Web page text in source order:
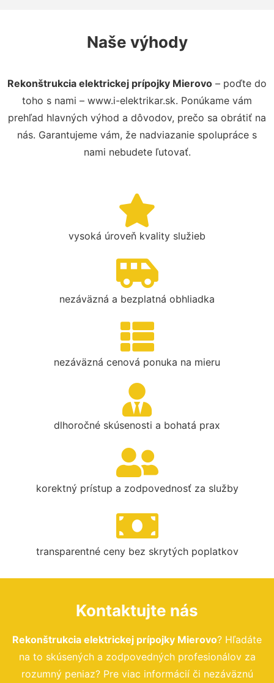
Naše výhody
Rekonštrukcia elektrickej prípojky Mierovo – poďte do
toho s nami – www.i-elektrikar.sk. Ponúkame vám
prehľad hlavných výhod a dôvodov, prečo sa obrátiť na
nás. Garantujeme vám, že nadviazanie spolupráce s
nami nebudete ľutovať.
vysoká úroveň kvality služieb
nezáväzná a bezplatná obhliadka
nezáväzná cenová ponuka na mieru
dlhoročné skúsenosti a bohatá prax
korektný prístup a zodpovednosť za služby
transparentné ceny bez skrytých poplatkov
Kontaktujte nás
Rekonštrukcia elektrickej prípojky Mierovo? Hľadáte
na to skúsených a zodpovedných profesionálov za
rozumný peniaz? Pre viac informácií či nezáväznú